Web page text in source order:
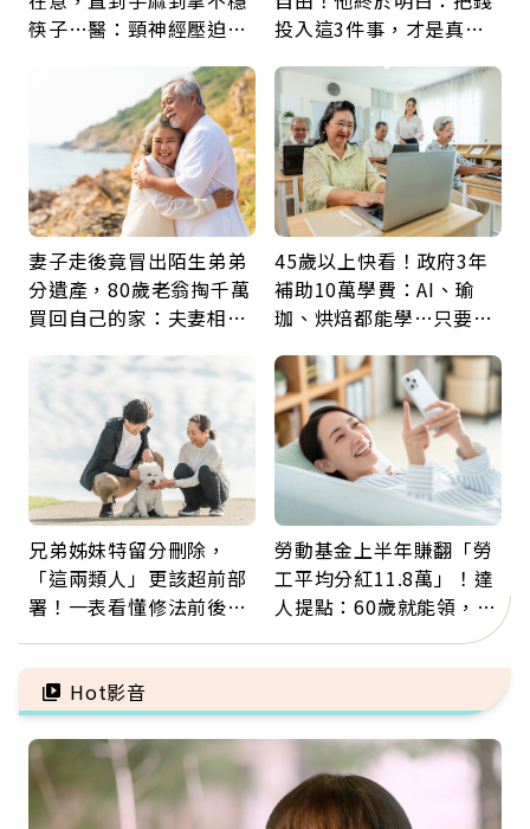
筷子…醫：頸神經壓迫上
投入這3件事，才是真正
妻子走後竟冒出陌生弟弟
分遺產，80歲老翁掏千萬
買回自己的家：夫妻相守
45歲以上快看！政府3年
補助10萬學費：AI、瑜
珈、烘焙都能學…只要願
兄弟姊妹特留分刪除，
「這兩類人」更該超前部
署！一表看懂修法前後差
更多
勞動基金上半年賺翻「勞
工平均分紅11.8萬」！達
人提點：60歲就能領，重
新就業還有隱藏版退休金
Hot影音